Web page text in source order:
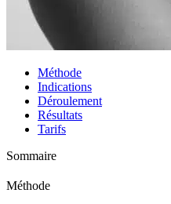
Méthode
Indications
Déroulement
Résultats
Tarifs
Sommaire
Méthode